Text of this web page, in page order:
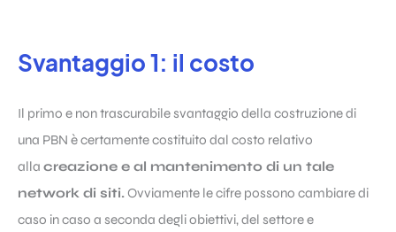
Svantaggio 1: il costo
Il primo e non trascurabile svantaggio della costruzione di
una PBN è certamente costituito dal costo relativo
alla creazione e al mantenimento di un tale
network di siti. Ovviamente le cifre possono cambiare di
caso in caso a seconda degli obiettivi, del settore e